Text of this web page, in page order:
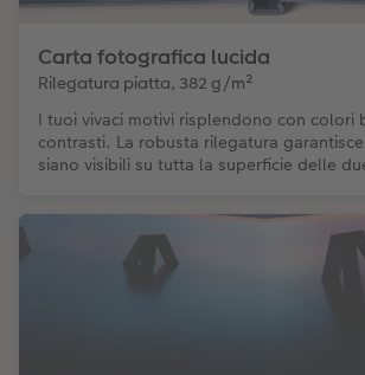
Carta fotografica lucida
Rilegatura piatta, 382 g/m²
I tuoi vivaci motivi risplendono con colori
contrasti. La robusta rilegatura
siano visibili su tutta la superficie delle